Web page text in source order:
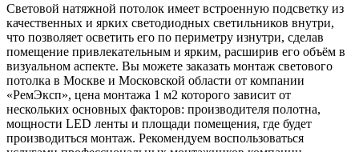
Световой натяжной потолок имеет встроенную подсветку из
качественных и ярких светодиодных светильников внутри,
что позволяет осветить его по периметру изнутри, сделав
помещение привлекательным и ярким, расширив его объём в
визуальном аспекте. Вы можете заказать монтаж светового
потолка в Москве и Московской области от компании
«РемЭксп», цена монтажа 1 м2 которого зависит от
нескольких основных факторов: производителя полотна,
мощности LED ленты и площади помещения, где будет
производиться монтаж. Рекомендуем воспользоваться